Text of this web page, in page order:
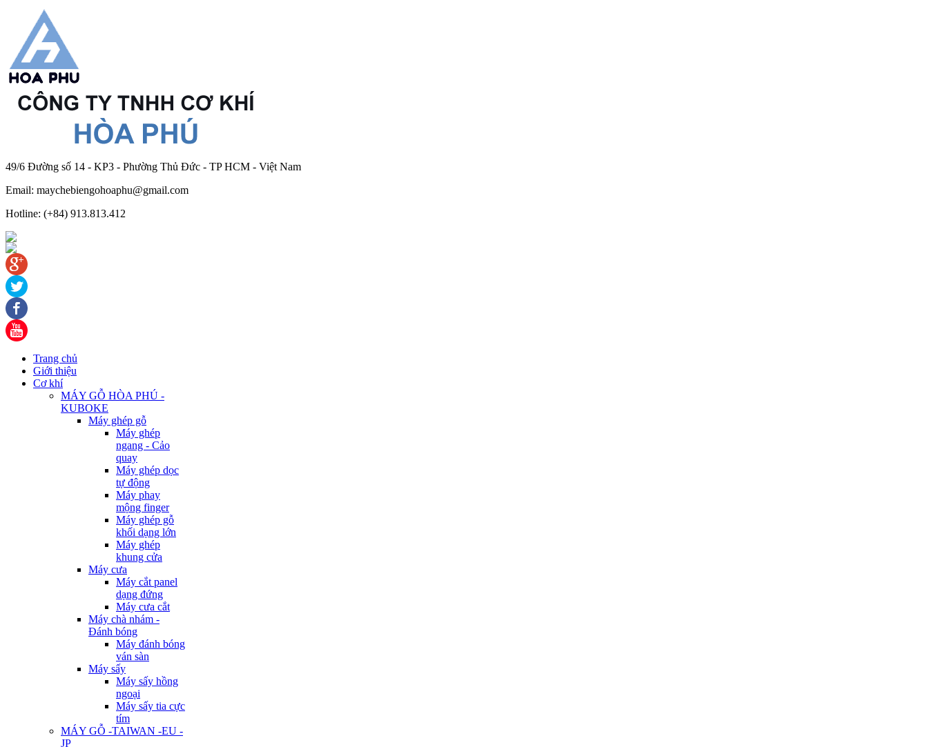
49/6 Đường số 14 - KP3 - Phường Thủ Đức - TP HCM - Việt Nam
Email: maychebiengohoaphu@gmail.com
Hotline: (+84) 913.813.412
Trang chủ
Giới thiệu
Cơ khí
MÁY GỖ HÒA PHÚ -
KUBOKE
Máy ghép gỗ
Máy ghép
ngang - Cảo
quay
Máy ghép dọc
tự động
Máy phay
mộng finger
Máy ghép gỗ
khối dạng lớn
Máy ghép
khung cửa
Máy cưa
Máy cắt panel
dạng đứng
Máy cưa cắt
Máy chà nhám -
Đánh bóng
Máy đánh bóng
ván sàn
Máy sấy
Máy sấy hồng
ngoại
Máy sấy tia cực
tím
MÁY GỖ -TAIWAN -EU -
JP